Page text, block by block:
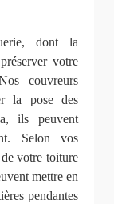
dont la
votre
couvreurs
la pose des
ils peuvent
Selon vos
votre toiture
mettre en
pendantes